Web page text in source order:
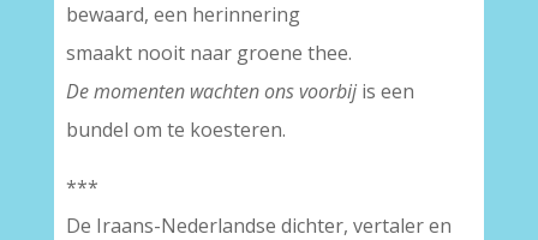
bewaard, een herinnering
smaakt nooit naar groene thee.
De momenten wachten ons voorbijis een
bundel om te koesteren.
***
De Iraans-Nederlandse dichter, vertaler en